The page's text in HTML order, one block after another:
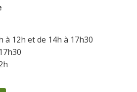
à 12h et de 14h à 17h30